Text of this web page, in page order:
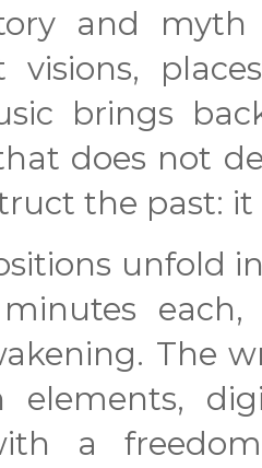
and
visions,
brings
does not
the past: it
unfold
The
elements,
a